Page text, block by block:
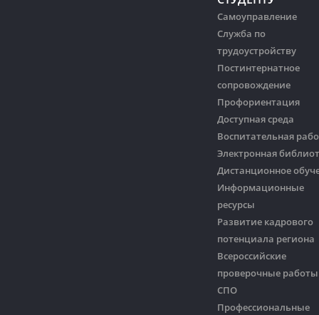
Самоуправление
Служба по
трудоустройству
Постинтернатное
сопровождение
Профориентация
Доступная среда
Воспитательная
Электронная
Дистанционное
Информационные
ресурсы
Развитие кадрового
потенциала региона
Всероссийские
проверочные работы
СПО
Профессиональные